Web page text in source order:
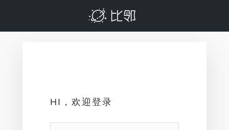
HI，欢迎登录